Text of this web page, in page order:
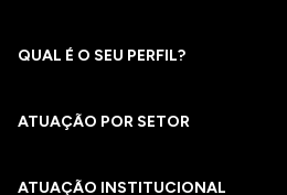
QUAL É O SEU PERFIL?
ATUAÇÃO POR SETOR
ATUAÇÃO INSTITUCIONAL